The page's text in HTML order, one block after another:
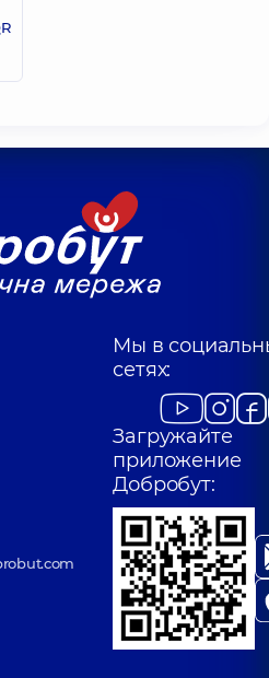
Мы в
сетях:
Загружайте
приложение
Добробут: